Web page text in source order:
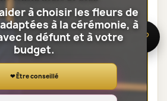
🌸 Besoin d’aide ?
à choisir les fleurs de
à la cérémonie, à
le défunt et à votre
budget.
❤ Être conseillé